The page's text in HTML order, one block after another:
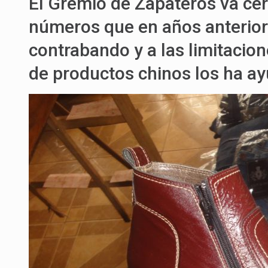
números que en años
contrabando y a las
de productos chinos los ha